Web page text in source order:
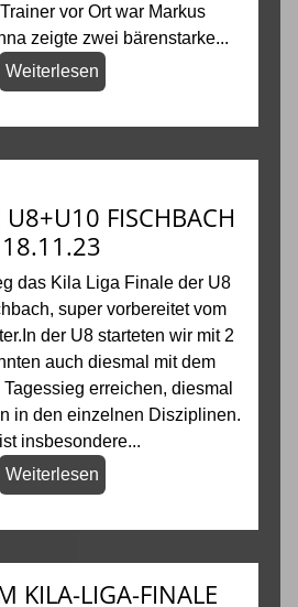
vor Ort war Markus
zeigte zwei bärenstarke...
Weiterlesen
U8+U10 FISCHBACH
18.11.23
das Kila Liga Finale der U8
super vorbereitet vom
der U8 starteten wir mit 2
auch diesmal mit dem
erreichen, diesmal
in den einzelnen Disziplinen.
insbesondere...
Weiterlesen
KILA-LIGA-FINALE